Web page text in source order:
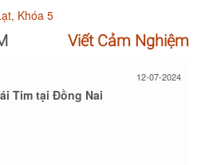
Khóa 5
Viết Cảm Nghiệm
12-07-2024
Tim tại Đồng Nai